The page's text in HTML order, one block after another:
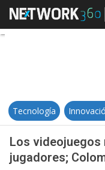
Tecnología
Los videojuegos
jugadores;